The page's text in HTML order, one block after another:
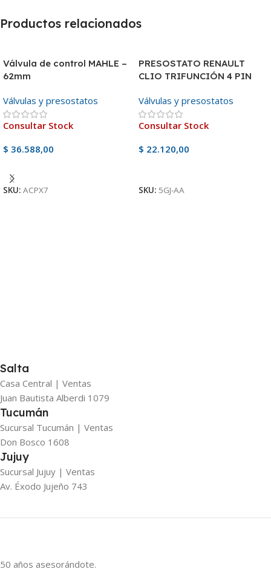
Productos relacionados
Válvula de control MAHLE –
62mm
Válvulas y presostatos
Consultar Stock
$ 36.588,00
SKU: ACPX7
PRESOSTATO RENAULT
CLIO TRIFUNCIÓN 4 PIN
Válvulas y presostatos
Consultar Stock
$ 22.120,00
SKU: 5GJ-AA
Salta
Casa Central | Ventas
Juan Bautista Alberdi 1079
Tucumán
Sucursal Tucumán | Ventas
Don Bosco 1608
Jujuy
Sucursal Jujuy | Ventas
Av. Éxodo Jujeño 743
50 años asesorándote.